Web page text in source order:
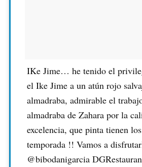
IKe Jime… he tenido el
el Ike Jime a un atún rojo
almadraba, admirable el
almadraba de Zahara por la
excelencia, que pinta tienen
temporada !! Vamos a
@bibodanigarcia